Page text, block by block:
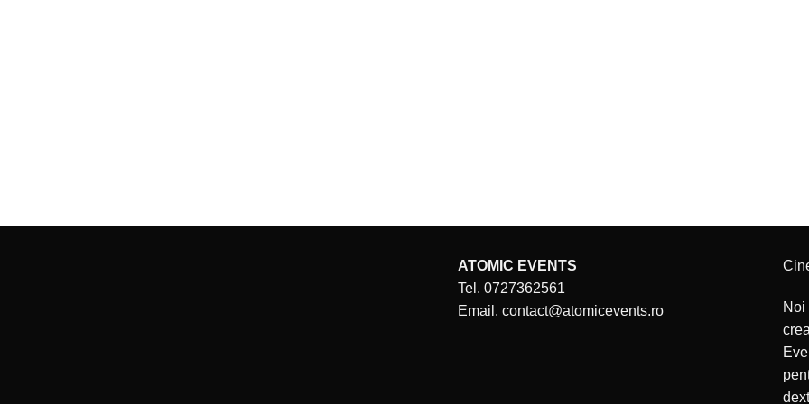
ATOMIC EVENTS
Tel. 0727362561
Email. contact@atomicevents.ro
Noi